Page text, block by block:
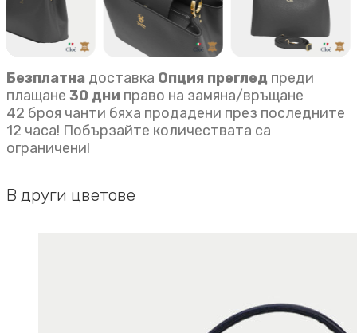
Безплатна доставка Опция преглед преди
плащане 30 дни право на замяна/връщане
42 броя чанти бяха продадени през последните
12 часа! Побързайте количествата са
ограничени!
В други цветове